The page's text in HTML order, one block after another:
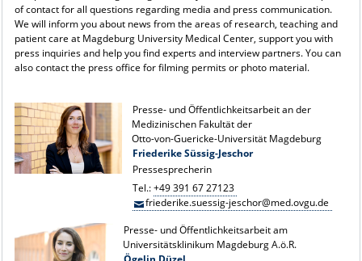
of contact for all questions regarding media and press communication.
We will inform you about news from the areas of research, teaching and
patient care at Magdeburg University Medical Center, support you with
press inquiries and help you find experts and interview partners. You can
also contact the press office for filming permits or photo material.
Presse- und Öffentlichkeitsarbeit an der
Medizinischen Fakultät der
Otto-von-Guericke-Universität Magdeburg
Friederike Süssig-Jeschor
Pressesprecherin
Tel.:+49 391 67 27123
friederike.suessig-jeschor@med.ovgu.de
Presse- und Öffentlichkeitsarbeit am
Universitätsklinikum Magdeburg A.ö.R.